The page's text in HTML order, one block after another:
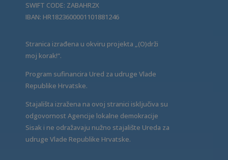
SWIFT CODE: ZABAHR2X
IBAN: HR1823600001101881246
Stranica izrađena u okviru projekta „(O)drži
moj korak!“.
Program sufinancira Ured za udruge Vlade
Republike Hrvatske.
Stajališta izražena na ovoj stranici isključiva su
odgovornost Agencije lokalne demokracije
Sisak i ne odražavaju nužno stajalište Ureda za
udruge Vlade Republike Hrvatske.